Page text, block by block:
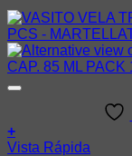
+
Vista Rápida